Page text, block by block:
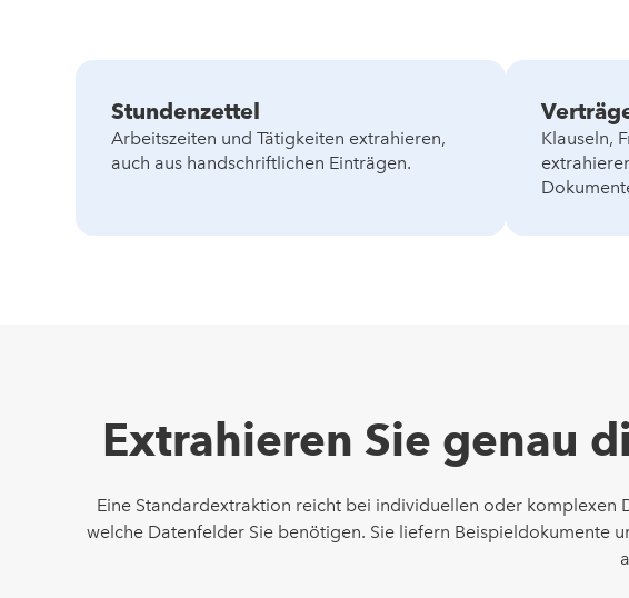
Stundenzettel
Arbeitszeiten und Tätigkeiten extrahieren,
auch aus handschriftlichen Einträgen.
Klauseln,
Extrahieren Sie genau
Eine Standardextraktion reicht bei individuellen oder komplexen
welche Datenfelder Sie benötigen. Sie liefern Beispieldokumente